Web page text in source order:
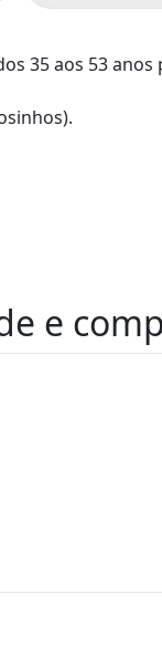
35 aos 53 anos
e